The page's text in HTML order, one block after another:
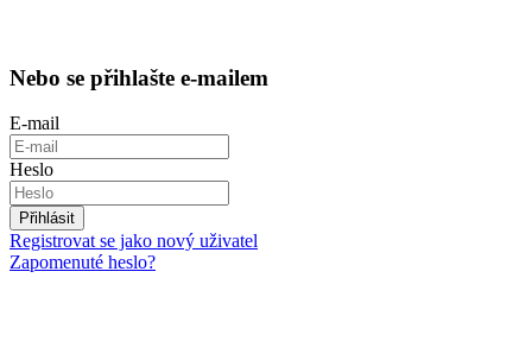
Nebo se přihlašte e-mailem
E-mail
Heslo
Přihlásit
Registrovat se jako nový uživatel
Zapomenuté heslo?